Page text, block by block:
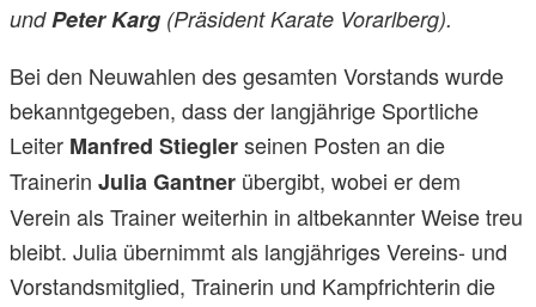
undPeter Karg (Präsident Karate Vorarlberg).
Bei den Neuwahlen des gesamten Vorstands wurde
bekanntgegeben, dass der langjährige Sportliche
Leiter Manfred Stieglerseinen Posten an die
Trainerin Julia Gantner übergibt, wobei er dem
Verein als Trainer weiterhin in altbekannter Weise treu
bleibt. Julia übernimmt als langjähriges Vereins- und
Vorstandsmitglied, Trainerin und Kampfrichterin die